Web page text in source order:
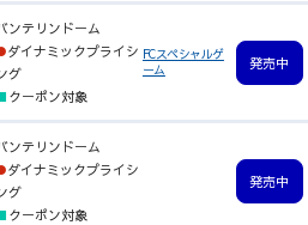
ンテリンドーム
ダイナミックプライシ
グ
クーポン対象
FCスペシャルゲ
ーム
発売中
ンテリンドーム
ダイナミックプライシ
グ
クーポン対象
発売中